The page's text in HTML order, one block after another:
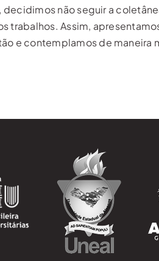
não seguir a
trabalhos. Assim,
e contemplamos de maneira